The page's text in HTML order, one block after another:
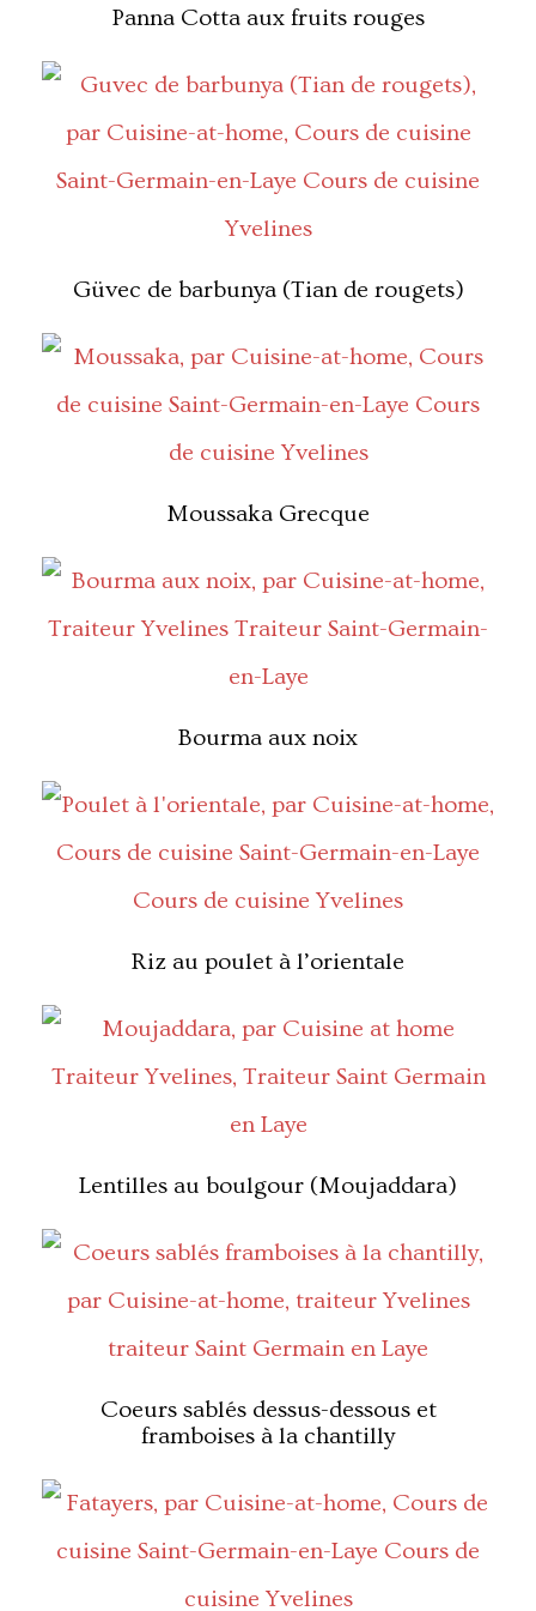
Panna Cotta aux fruits rouges
Güvec de barbunya (Tian de rougets)
Moussaka Grecque
Bourma aux noix
Riz au poulet à l’orientale
Lentilles au boulgour (Moujaddara)
Coeurs sablés dessus-dessous et
framboises à la chantilly